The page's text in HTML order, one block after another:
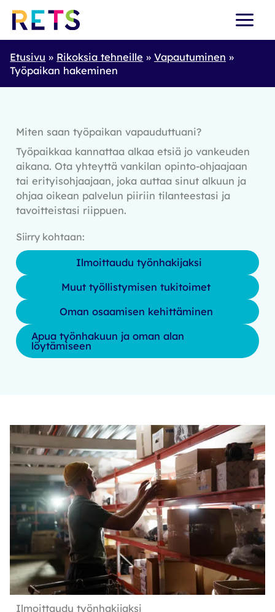
Skip
Etusivu
Rikoksia tehneille
Vapautuminen
Työpaikan hakeminen
Miten saan työpaikan vapauduttuani?
Työpaikkaa kannattaa alkaa etsiä jo vankeuden
aikana. Ota yhteyttä vankilan opinto-ohjaajaan
tai erityisohjaajaan, joka auttaa sinut alkuun ja
ohjaa oikean palvelun piiriin tilanteestasi ja
tavoitteistasi riippuen.
Siirry kohtaan:
Ilmoittaudu työnhakijaksi
Muut työllistymisen tukitoimet
Oman osaamisen kehittäminen
Apua työnhakuun ja oman alan
löytämiseen
Ilmoittaudu työnhakijaksi